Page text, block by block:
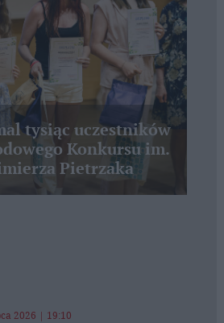
tysiąc uczestników
Konkursu im.
Pietrzaka
2026 | 19:10